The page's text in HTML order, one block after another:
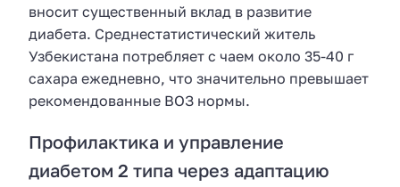
вносит существенный вклад в развитие
диабета. Среднестатистический житель
Узбекистана потребляет с чаем около 35-40 г
сахара ежедневно, что значительно превышает
рекомендованные ВОЗ нормы.
Профилактика и управление
диабетом 2 типа через адаптацию